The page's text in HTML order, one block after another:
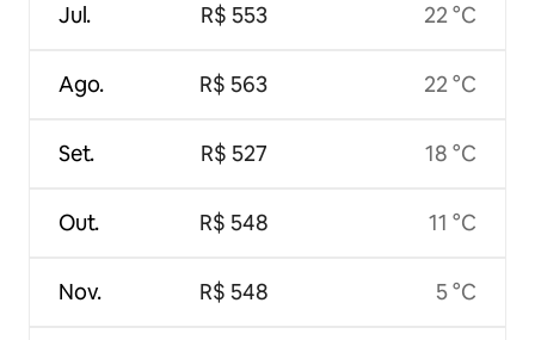
Jul.
Ago.
Set.
Out.
Nov.
R$ 553
R$ 563
R$ 527
R$ 548
R$ 548
22 °C
22 °C
18 °C
11 °C
5 °C